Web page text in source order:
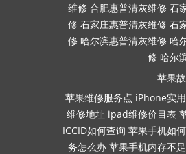
维修 合肥惠普清灰维修 石
修 石家庄惠普清灰维修 石
修 哈尔滨惠普清灰维修 哈
修 哈尔
苹果
苹果维修服务点 iPhone实
维修地址 ipad维修价目表
ICCID如何查询 苹果手机如
务怎么办 苹果手机内存不